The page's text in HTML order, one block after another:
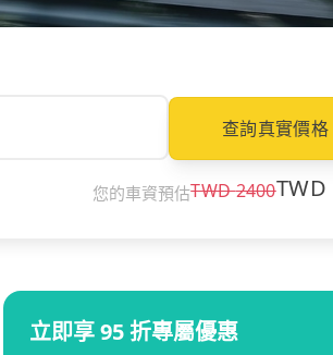
查詢真實價格
您的車資預估TWD2400TWD
立即享 95 折專屬優惠